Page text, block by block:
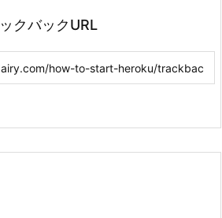
クバックURL